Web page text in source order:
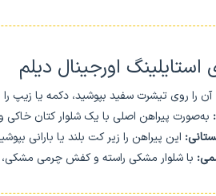
استایلینگ اورجینال دیلم
آن را روی تیشرت سفید بپوشید، دکمه یا زیپ
به‌صورت پیراهن اصلی با یک شلوار کتان
این پیراهن را زیر کت بلند یا بارانی
با شلوار مشکی راسته و کفش چرمی